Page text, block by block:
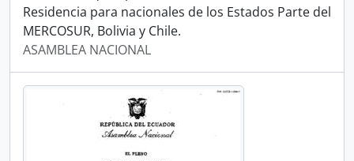
Residencia para nacionales de los Estados Parte del
MERCOSUR, Bolivia y Chile.
ASAMBLEA NACIONAL